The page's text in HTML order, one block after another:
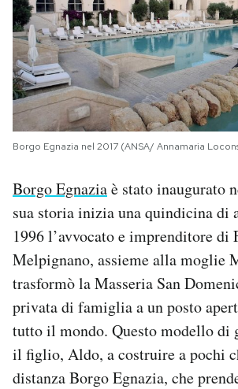
Borgo Egnazia nel 2017 (ANSA/ Annamaria
Borgo Egnaziaè stato inaugurato
sua storia inizia una quindicina di
1996 l’avvocato e imprenditore di
Melpignano, assieme alla moglie
trasformò la Masseria San
privata di famiglia a un posto
tutto il mondo. Questo modello di
il figlio, Aldo, a costruire a pochi
distanza Borgo Egnazia, che